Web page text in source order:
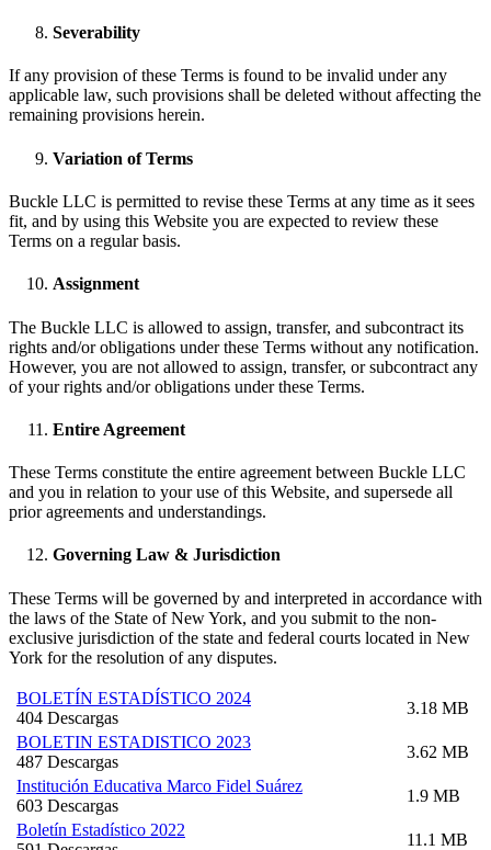
Severability
If any provision of these Terms is found to be invalid under any
applicable law, such provisions shall be deleted without affecting the
remaining provisions herein.
Variation of Terms
Buckle LLC is permitted to revise these Terms at any time as it sees
fit, and by using this Website you are expected to review these
Terms on a regular basis.
Assignment
The Buckle LLC is allowed to assign, transfer, and subcontract its
rights and/or obligations under these Terms without any notification.
However, you are not allowed to assign, transfer, or subcontract any
of your rights and/or obligations under these Terms.
Entire Agreement
These Terms constitute the entire agreement between Buckle LLC
and you in relation to your use of this Website, and supersede all
prior agreements and understandings.
Governing Law & Jurisdiction
These Terms will be governed by and interpreted in accordance with
the laws of the State of New York, and you submit to the non-
exclusive jurisdiction of the state and federal courts located in New
York for the resolution of any disputes.
BOLETÍN ESTADÍSTICO 2024
404 Descargas
3.18 MB
BOLETIN ESTADISTICO 2023
487 Descargas
3.62 MB
Institución Educativa Marco Fidel Suárez
603 Descargas
1.9 MB
Boletín Estadístico 2022
11.1 MB